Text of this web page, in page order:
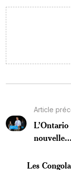
Article
nouvelle...
Les